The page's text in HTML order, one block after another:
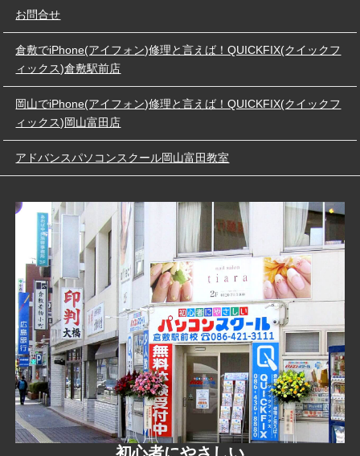
お問合せ
倉敷でiPhone(アイフォン)修理と言えば！QUICKFIX(クイックフ
ィックス)倉敷駅前店
岡山でiPhone(アイフォン)修理と言えば！QUICKFIX(クイックフ
ィックス)岡山富田店
アドバンスパソコンスクール岡山富田教室